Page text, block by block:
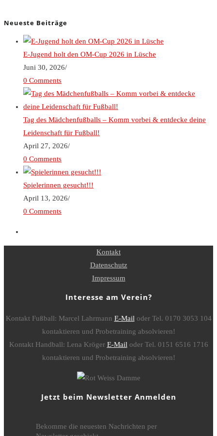
Neueste Beiträge
E-Jugend holt den OM-Cup 2026 in Lüsche
Juni 30, 2026/
0 Comments
Tag des Mädchenfußballs – Komm vorbei & entdecke deine
Leidenschaft für Fußball!
April 27, 2026/
0 Comments
Spielerinnen gesucht!!!
April 13, 2026/
0 Comments
Kontakt
Datenschutz
Impressum
Interesse am Verein?
Kontakt Fußball: Marcel Lahrmann E-Mail oder Tel. 0170 3053 104
kontaktieren und Probetraining absolvieren!
Kontakt Handball: Lena Kröger E-Mail oder Tel. 0151 6516 1716
kontaktieren und Probetraining absolvieren!
Jetzt beim Newsletter Anmelden
Bekomme die neuesten Nachrichten per